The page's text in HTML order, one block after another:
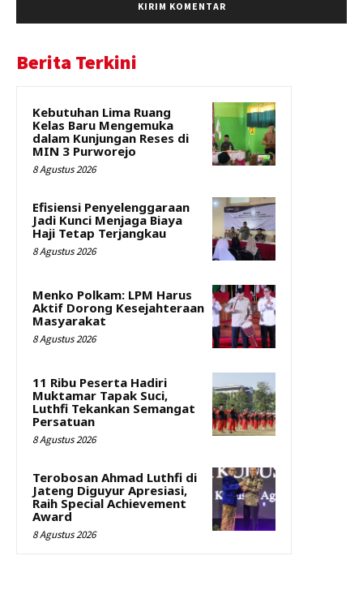
Berita Terkini
Kebutuhan Lima Ruang
Kelas Baru Mengemuka
dalam Kunjungan Reses di
MIN 3 Purworejo
8 Agustus 2026
Efisiensi Penyelenggaraan
Jadi Kunci Menjaga Biaya
Haji Tetap Terjangkau
8 Agustus 2026
Menko Polkam: LPM Harus
Aktif Dorong Kesejahteraan
Masyarakat
8 Agustus 2026
11 Ribu Peserta Hadiri
Muktamar Tapak Suci,
Luthfi Tekankan Semangat
Persatuan
8 Agustus 2026
Terobosan Ahmad Luthfi di
Jateng Diguyur Apresiasi,
Raih Special Achievement
Award
8 Agustus 2026